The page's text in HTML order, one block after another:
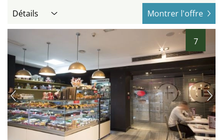
Détails Montrer l'offre
7